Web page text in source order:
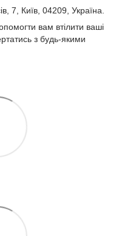
7, Київ, 04209, Україна.
вам втілити ваші
з будь-якими